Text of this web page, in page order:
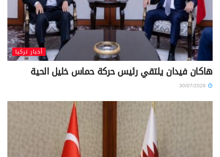
أخبار تركيا
هاكان فيدان يلتقي رئيس حركة حماس خليل الحية